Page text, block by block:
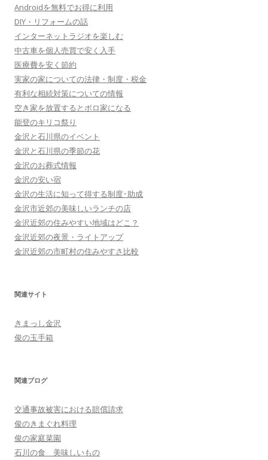
Androidを無料でお得に利用
DIY・リフォームの話
インターネットラジオを楽しむ
中古車を個人売買で安く入手
医療費を安く節約
実家の家についての法律・制度・税金
有利な相続対策についての情報
空き家を放置するとボロ家になる
能登のキリコ祭り
金沢と石川県のイベント
金沢と石川県の季節の花
金沢のお葬式情報
金沢の安い宿
金沢の生活に知って得する制度･助成
金沢市近郊の美味しいランチの店
金沢近郊の住みやすい地域はどこ？
金沢近郊の夜景・ライトアップ
金沢近郊の市町村の住みやすさ比較
関連サイト
きまっし金沢
俊の玉手箱
関連ブログ
交通事故被害における賠償請求
俊のきまぐれ料理
俊の家庭菜園
石川の食 美味しいもの